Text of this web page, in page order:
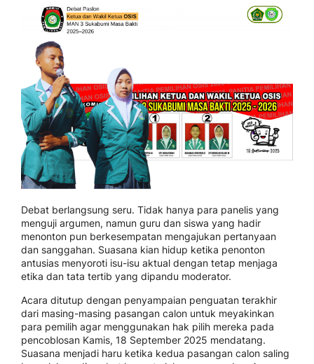
Debat berlangsung seru. Tidak hanya para panelis yang
menguji argumen, namun guru dan siswa yang hadir
menonton pun berkesempatan mengajukan pertanyaan
dan sanggahan. Suasana kian hidup ketika penonton
antusias menyoroti isu-isu aktual dengan tetap menjaga
etika dan tata tertib yang dipandu moderator.
Acara ditutup dengan penyampaian penguatan terakhir
dari masing-masing pasangan calon untuk meyakinkan
para pemilih agar menggunakan hak pilih mereka pada
pencoblosan Kamis, 18 September 2025 mendatang.
Suasana menjadi haru ketika kedua pasangan calon saling